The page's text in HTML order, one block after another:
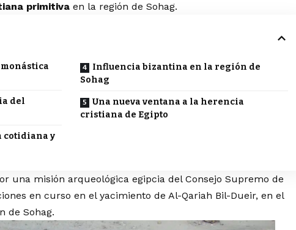
primitivaen la región de Sohag.
del
cotidiana y
Influencia bizantina en la región de
Sohag
Una nueva ventana a la herencia
cristiana de Egipto
una misión arqueológica egipcia del Consejo Supremo de
en curso en el yacimiento de Al-Qariah Bil-Dueir, en el
de Sohag.